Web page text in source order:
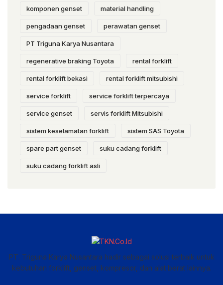
komponen genset material handling
pengadaan genset perawatan genset
PT Triguna Karya Nusantara
regenerative braking Toyota rental forklift
rental forklift bekasi rental forklift mitsubishi
service forklift service forklift terpercaya
service genset servis forklift Mitsubishi
sistem keselamatan forklift sistem SAS Toyota
spare part genset suku cadang forklift
suku cadang forklift asli
PT. Triguna Karya Nusantara hadir sebagai solusi terbaik untuk
kebutuhan forklift, genset, kompresor, dan alat berat lainnya.